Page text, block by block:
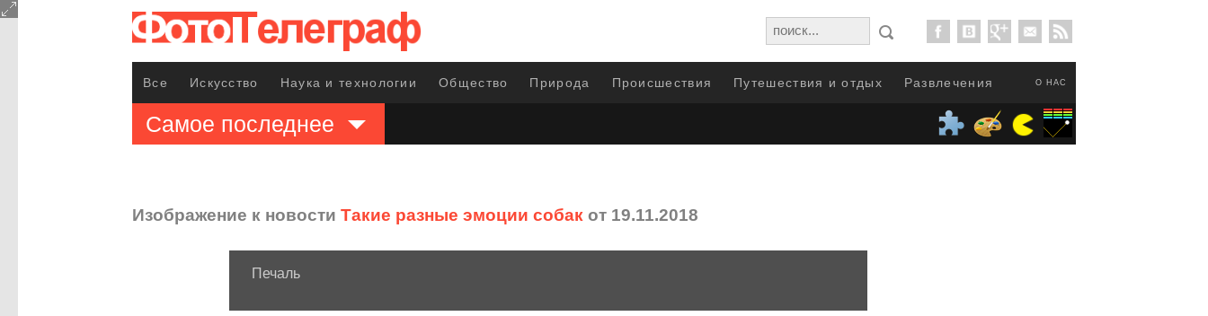
О НАС
Все Искусство Наука и технологии Общество Природа Происшествия Путешествия и отдых Развлечения
Самое последнее
Изображение к новости Такие разные эмоции собак от 19.11.2018
Печаль